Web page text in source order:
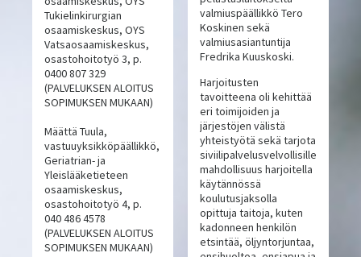
Tukielinkirurgian
osaamiskeskus, OYS
Vatsaosaamiskeskus,
osastohoitotyö 3, p.
0400 807 329
(PALVELUKSEN ALOITUS
SOPIMUKSEN MUKAAN)
Määttä Tuula,
vastuuyksikköpäällikkö,
Geriatrian- ja
Yleislääketieteen
osaamiskeskus,
osastohoitotyö 4, p.
040 486 4578
(PALVELUKSEN ALOITUS
SOPIMUKSEN MUKAAN)
valmiuspäällikkö Tero
Koskinen sekä
valmiusasiantuntija
Fredrika Kuuskoski.
Harjoitusten
tavoitteena oli kehittää
eri toimijoiden ja
järjestöjen välistä
yhteistyötä sekä tarjota
siviilipalvelusvelvollisille
mahdollisuus harjoitella
käytännössä
koulutusjaksolla
opittuja taitoja, kuten
kadonneen henkilön
etsintää, öljyntorjuntaa,